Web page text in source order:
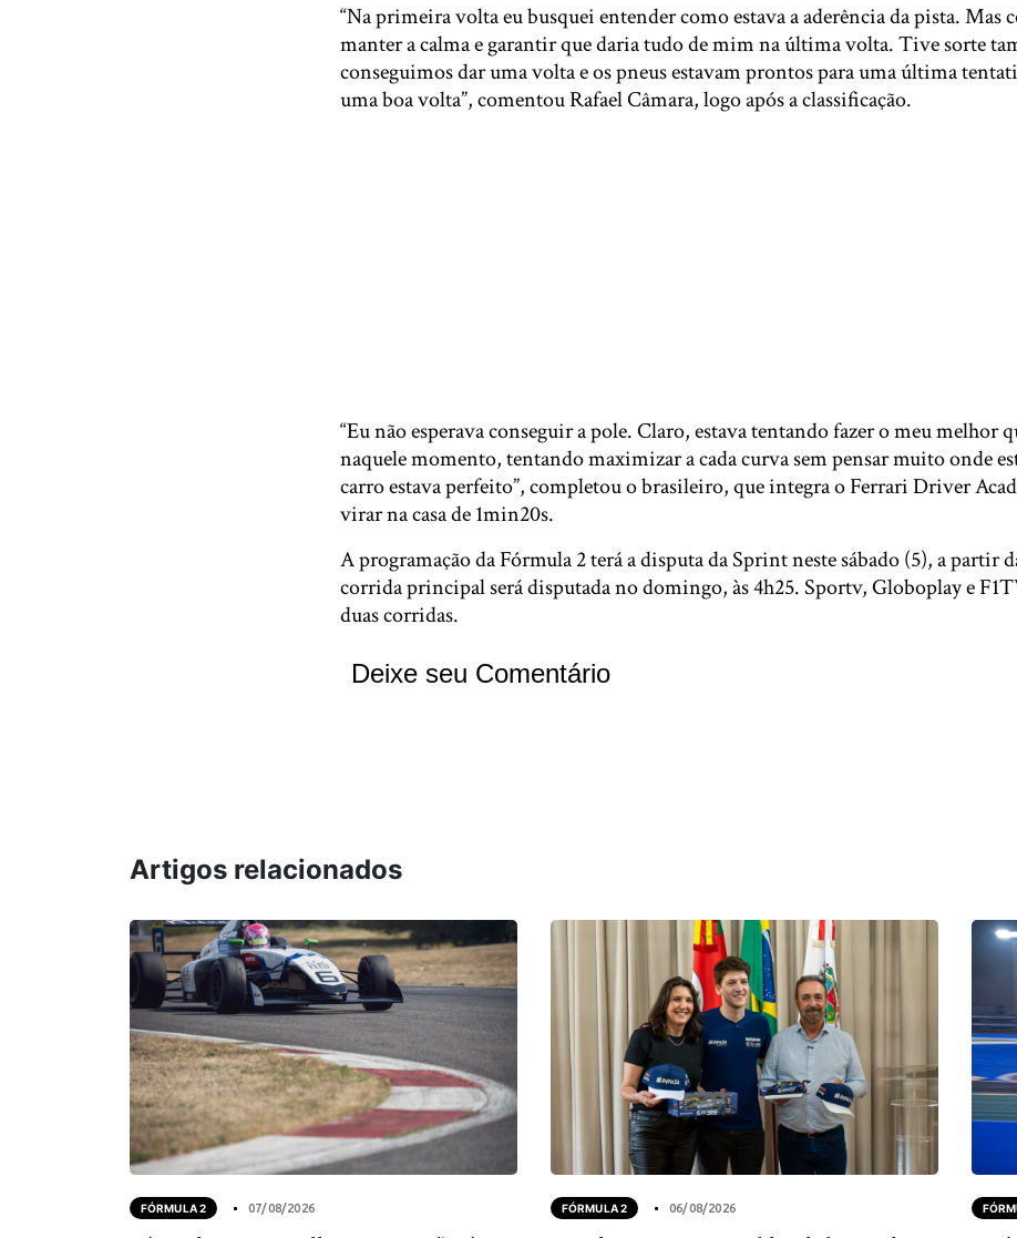
“Na primeira volta eu busquei entender como estava a aderência da pista. Mas
manter a calma e garantir que daria tudo de mim na última volta. Tive sorte
conseguimos dar uma volta e os pneus estavam prontos para uma última
uma boa volta”, comentou Rafael Câmara, logo após a classificação.
“Eu não esperava conseguir a pole. Claro, estava tentando fazer o meu melhor
naquele momento, tentando maximizar a cada curva sem pensar muito onde
carro estava perfeito”, completou o brasileiro, que integra o Ferrari Driver
virar na casa de 1min20s.
A programação da Fórmula 2 terá a disputa da Sprint neste sábado (5), a partir
corrida principal será disputada no domingo, às 4h25. Sportv, Globoplay e
duas corridas.
Deixe seu Comentário
Artigos relacionados
FÓRMULA 2 07/08/2026 FÓRMULA 2 06/08/2026